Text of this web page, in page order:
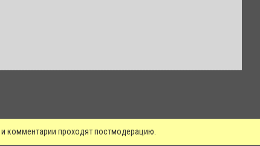
комментарии проходят постмодерацию.